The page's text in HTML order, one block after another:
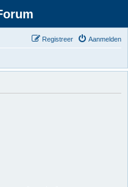
Aanmelden
Registreer